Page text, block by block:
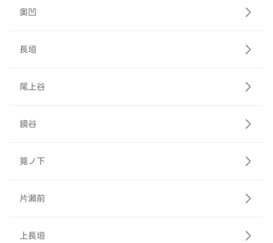
奥凹
長垣
尾上谷
鏡谷
筧ノ下
片瀬前
上長垣